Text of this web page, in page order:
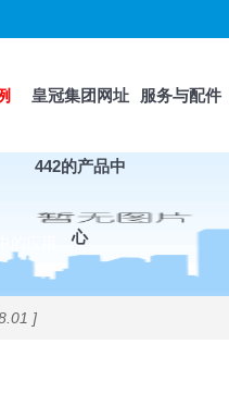
皇冠集团网址
442的产品中
心
服务与配件
应用
]